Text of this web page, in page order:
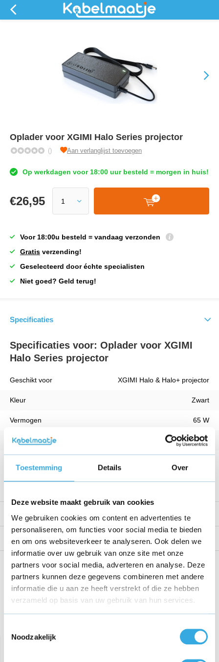
Toestemming Details Over
Deze website maakt gebruik van cookies
We gebruiken cookies om content en advertenties te
personaliseren, om functies voor social media te bieden
en om ons websiteverkeer te analyseren. Ook delen we
informatie over uw gebruik van onze site met onze
partners voor social media, adverteren en analyse. Deze
partners kunnen deze gegevens combineren met andere
informatie die u aan ze heeft verstrekt of die ze hebben
verzameld op basis van uw gebruik van hun services.
Noodzakelijk
Oplader voor XGIMI Halo Series projector
() Aan verlanglijst toevoegen
Op werkdagen voor 18:00 uur besteld = morgen in huis!
€26,95
Voor 18:00u besteld = vandaag verzonden
Gratis verzending!
Geselecteerd door échte specialisten
Niet goed? Geld terug!
Specificaties
Specificaties voor: Oplader voor XGIMI
Halo Series projector
Geschikt voor XGIMI Halo & Halo+ projector
Kleur Zwart
Vermogen 65 W
Kabellengte 1.5 Meter
Bekijk alle specificaties
Productomschrijving
Reviews
Share this product!